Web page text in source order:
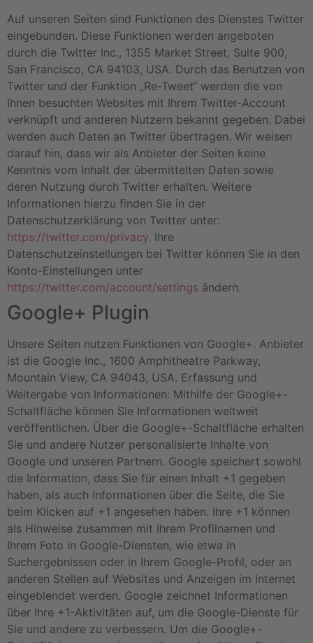
Auf unseren Seiten sind Funktionen des Dienstes Twitter
eingebunden. Diese Funktionen werden angeboten
durch die Twitter Inc., 1355 Market Street, Suite 900,
San Francisco, CA 94103, USA. Durch das Benutzen von
Twitter und der Funktion „Re-Tweet“ werden die von
Ihnen besuchten Websites mit Ihrem Twitter-Account
verknüpft und anderen Nutzern bekannt gegeben. Dabei
werden auch Daten an Twitter übertragen. Wir weisen
darauf hin, dass wir als Anbieter der Seiten keine
Kenntnis vom Inhalt der übermittelten Daten sowie
deren Nutzung durch Twitter erhalten. Weitere
Informationen hierzu finden Sie in der
Datenschutzerklärung von Twitter unter:
https://twitter.com/privacy. Ihre
Datenschutzeinstellungen bei Twitter können Sie in den
Konto-Einstellungen unter
https://twitter.com/account/settings ändern.
Google+ Plugin
Unsere Seiten nutzen Funktionen von Google+. Anbieter
ist die Google Inc., 1600 Amphitheatre Parkway,
Mountain View, CA 94043, USA. Erfassung und
Weitergabe von Informationen: Mithilfe der Google+-
Schaltfläche können Sie Informationen weltweit
veröffentlichen. Über die Google+-Schaltfläche erhalten
Sie und andere Nutzer personalisierte Inhalte von
Google und unseren Partnern. Google speichert sowohl
die Information, dass Sie für einen Inhalt +1 gegeben
haben, als auch Informationen über die Seite, die Sie
beim Klicken auf +1 angesehen haben. Ihre +1 können
als Hinweise zusammen mit Ihrem Profilnamen und
Ihrem Foto in Google-Diensten, wie etwa in
Suchergebnissen oder in Ihrem Google-Profil, oder an
anderen Stellen auf Websites und Anzeigen im Internet
eingeblendet werden. Google zeichnet Informationen
über Ihre +1-Aktivitäten auf, um die Google-Dienste für
Sie und andere zu verbessern. Um die Google+-